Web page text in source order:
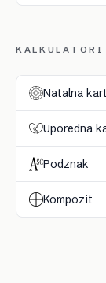
KALKULATORI
Natalna
Uporedna
Podznak
Kompozit